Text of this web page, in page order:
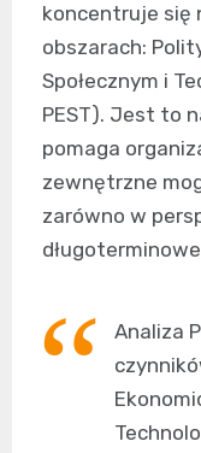
koncentruje się
obszarach:
Społecznym i
PEST). Jest to
pomaga
zewnętrzne
zarówno w
Analiza